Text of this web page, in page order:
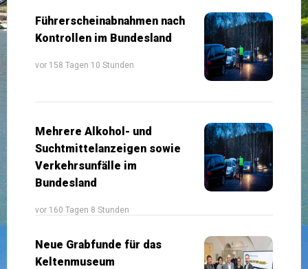
Führerscheinabnahmen nach
Kontrollen im Bundesland
vor 158 Tagen 10 Stunden
Mehrere Alkohol- und
Suchtmittelanzeigen sowie
Verkehrsunfälle im
Bundesland
vor 160 Tagen 8 Stunden
Neue Grabfunde für das
Keltenmuseum